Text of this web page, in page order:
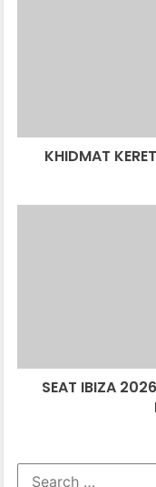
KHIDMAT
POKET
SEAT IBIZA